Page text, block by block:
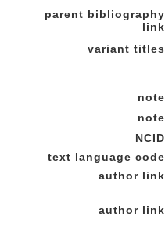
parent bibliography
link
variant titles
note
note
NCID
text language code
author link
author link